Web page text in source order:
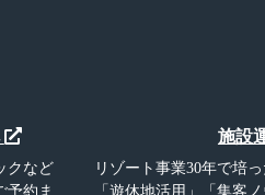
クなど
予約ま
施設
リゾート事業30年で培
「遊休地活用」「集客